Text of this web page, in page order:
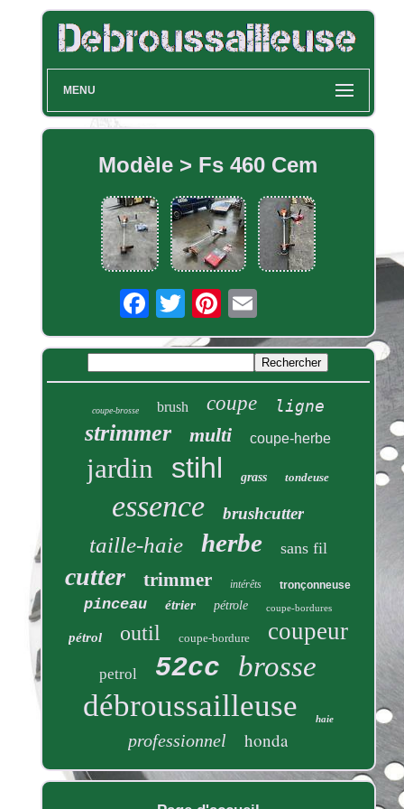
MENU
Modèle > Fs 460 Cem
coupe-brosse brush coupe ligne
strimmer multi coupe-herbe
jardin stihl grass tondeuse
essence brushcutter
taille-haie herbe sans fil
cutter trimmer intérêts tronçonneuse
pinceau étrier pétrole coupe-bordures
pétrol outil coupe-bordure coupeur
petrol 52cc brosse
débroussailleuse haie
professionnel honda